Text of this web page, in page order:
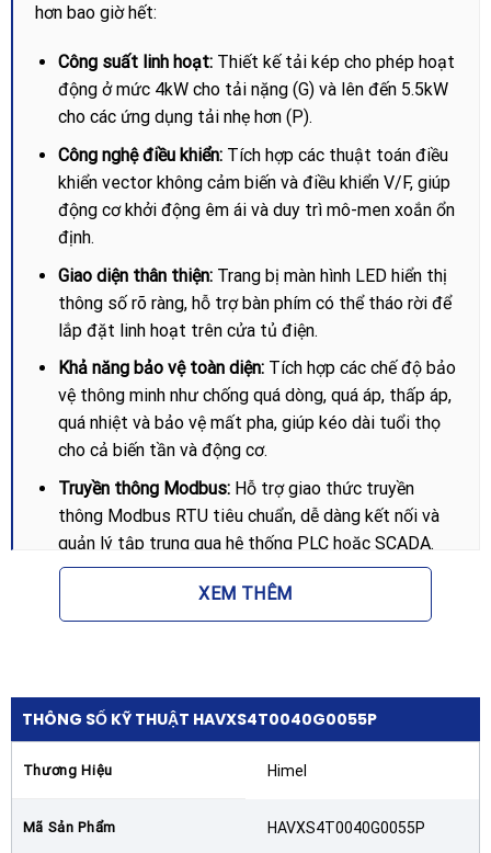
hơn bao giờ hết:
Công suất linh hoạt:Thiết kế tải kép cho phép hoạt
động ở mức 4kW cho tải nặng (G) và lên đến 5.5kW
cho các ứng dụng tải nhẹ hơn (P).
Công nghệ điều khiển:Tích hợp các thuật toán điều
khiển vector không cảm biến và điều khiển V/F, giúp
động cơ khởi động êm ái và duy trì mô-men xoắn ổn
định.
Giao diện thân thiện:Trang bị màn hình LED hiển thị
thông số rõ ràng, hỗ trợ bàn phím có thể tháo rời để
lắp đặt linh hoạt trên cửa tủ điện.
Khả năng bảo vệ toàn diện:Tích hợp các chế độ bảo
vệ thông minh như chống quá dòng, quá áp, thấp áp,
quá nhiệt và bảo vệ mất pha, giúp kéo dài tuổi thọ
cho cả biến tần và động cơ.
Truyền thông Modbus:Hỗ trợ giao thức truyền
thông Modbus RTU tiêu chuẩn, dễ dàng kết nối và
quản lý tập trung qua hệ thống PLC hoặc SCADA.
Lợi ích khi sử dụng biến tần Himel
Tiết kiệm điện năng:
tiêu thụ bằng cách điều chỉnh tốc độ động cơ phù
suất tối đa.
XEM THÊM
THÔNG SỐ KỸ THUẬT HAVXS4T0040G0055P
Thương Hiệu Himel
Mã Sản Phẩm HAVXS4T0040G0055P